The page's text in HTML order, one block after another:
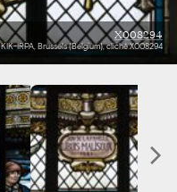
X008294
KIK-IRPA, Brussels (Belgium), cliché X008294